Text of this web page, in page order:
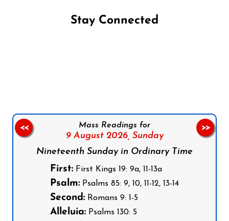
Stay Connected
Mass Readings for
9 August 2026, Sunday
Nineteenth Sunday in Ordinary Time
First: First Kings 19: 9a, 11-13a
Psalm: Psalms 85: 9, 10, 11-12, 13-14
Second: Romans 9: 1-5
Alleluia: Psalms 130: 5
<< >>